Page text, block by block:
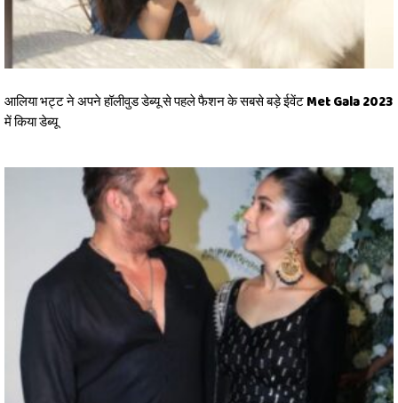
आलिया भट्ट ने अपने हॉलीवुड डेब्यू से पहले फैशन के सबसे बड़े ईवेंट Met Gala 2023
में किया डेब्यू